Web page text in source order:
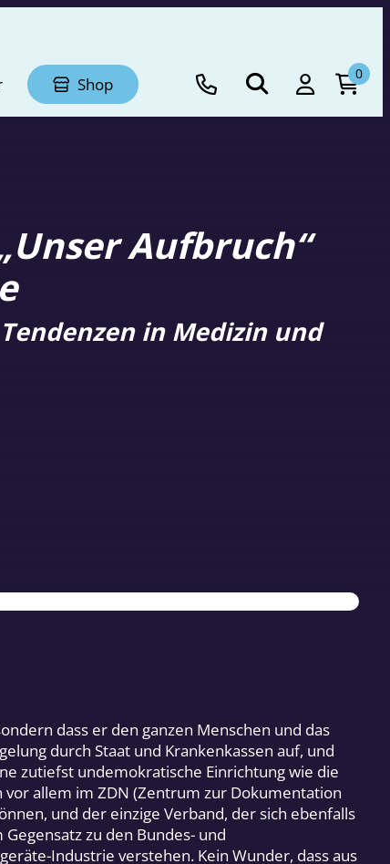
Shop
0
Aufbruch“
in Medizin und
dass er den ganzen Menschen und das
durch Staat und Krankenkassen auf, und
zutiefst undemokratische Einrichtung wie die
vor allem im ZDN (Zentrum zur Dokumentation
und der einzige Verband, der sich ebenfalls
zu den Bundes- und
Industrie verstehen. Kein Wunder, dass aus